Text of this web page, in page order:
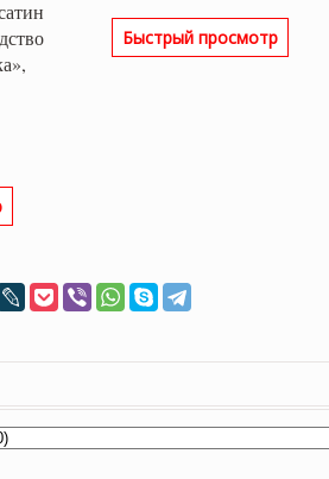
цена
составляла
Быстрый просмотр